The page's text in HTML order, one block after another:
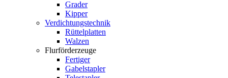
Grader
Kipper
Verdichtungstechnik
Rüttelplatten
Walzen
Flurförderzeuge
Fertiger
Gabelstapler